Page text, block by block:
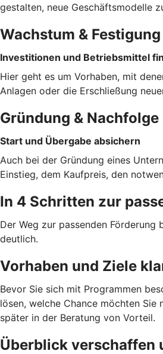
gestalten, neue Geschäftsmodelle
Wachstum & Festigung
Investitionen und Betriebsmittel
Hier geht es um Vorhaben, mit
Anlagen oder die Erschließung
Gründung & Nachfolge
Start und Übergabe absichern
Auch bei der Gründung eines
Einstieg, dem Kaufpreis, den
In 4 Schritten zur
Der Weg zur passenden
deutlich.
Vorhaben und Ziele
Bevor Sie sich mit Programmen
lösen, welche Chance möchten
später in der Beratung von Vorteil.
Überblick verschaffen